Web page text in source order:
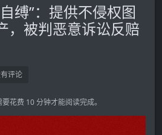
缚”：提供不侵权图
，被判恶意诉讼反赔
评论
花费 10 分钟才能阅读完成。